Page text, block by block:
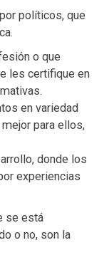
políticos, que
o que
les certifique en
en variedad
para ellos,
donde los
experiencias
se está
o no, son la